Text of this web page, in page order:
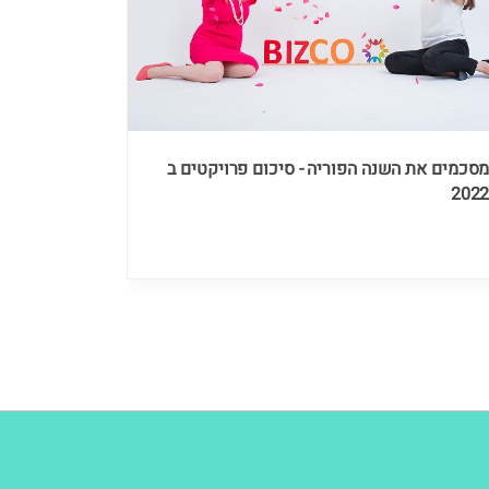
מסכמים את השנה הפוריה - סיכום פרויקטים ב
2022